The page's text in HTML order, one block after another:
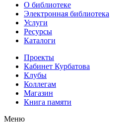
О библиотеке
Электронная библиотека
Услуги
Ресурсы
Каталоги
Проекты
Кабинет Курбатова
Клубы
Коллегам
Магазин
Книга памяти
Меню